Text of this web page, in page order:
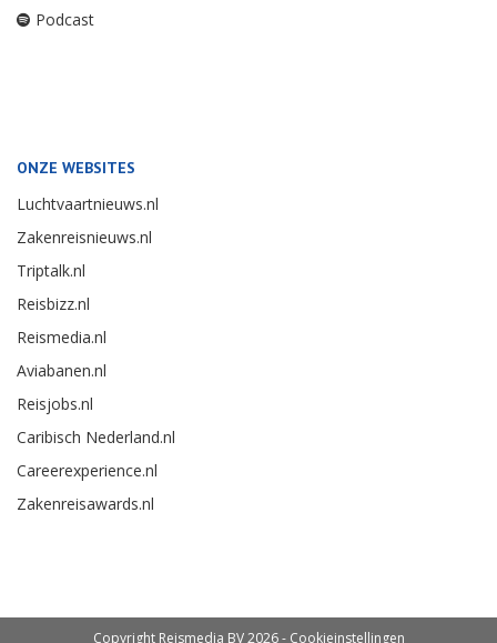
Podcast
ONZE WEBSITES
Luchtvaartnieuws.nl
Zakenreisnieuws.nl
Triptalk.nl
Reisbizz.nl
Reismedia.nl
Aviabanen.nl
Reisjobs.nl
Caribisch Nederland.nl
Careerexperience.nl
Zakenreisawards.nl
Copyright Reismedia BV 2026 - Cookieinstellingen